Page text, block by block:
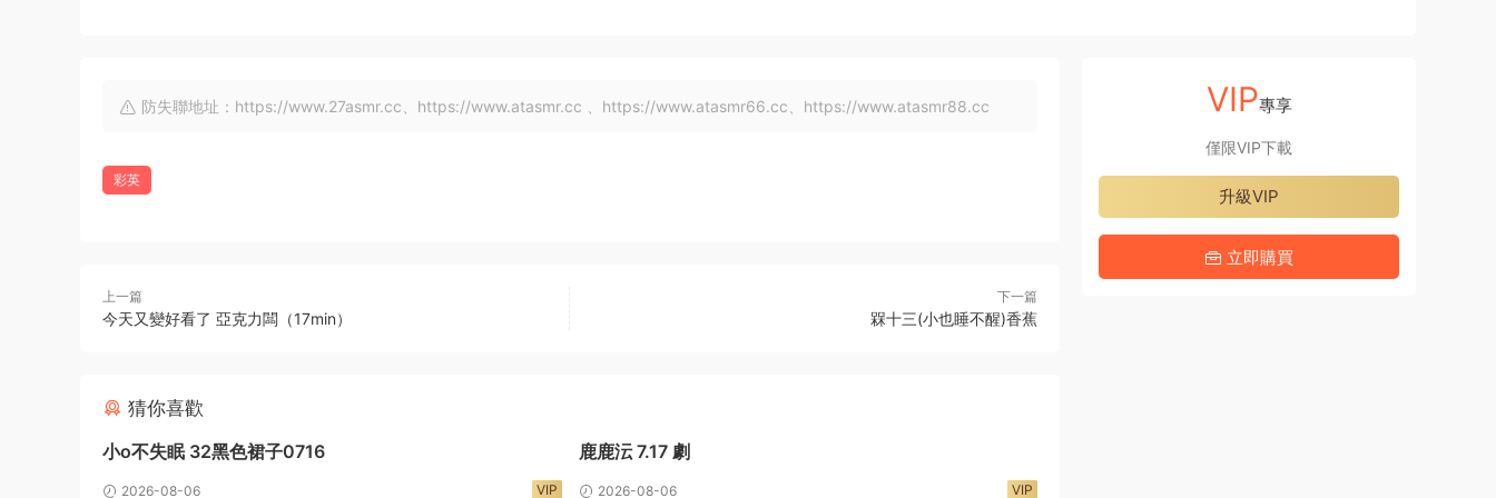
防失聯地址：https://www.27asmr.cc、https://www.atasmr.cc 、https://www.atasmr66.cc、https://www.atasmr88.cc
彩英
上一篇
今天又變好看了 亞克力闆（17min）
下一篇
槑十三(小也睡不醒)香蕉
猜你喜歡
小o不失眠 32黑色裙子0716
2026-08-06 VIP
鹿鹿沄 7.17 劇
2026-08-06 VIP
VIP專享
僅限VIP下載
升級VIP
立即購買